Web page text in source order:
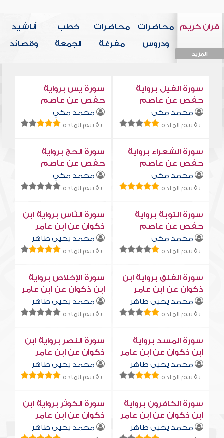
قرآن كريم
المزيد
محاضرات
ودروس
محاضرات
مفرغة
خطب
الجمعة
أناشيد
وقصائد
سورة الفيل برواية
حفص عن عاصم
محمد مكي
تقييم المادة:
سورة يس برواية
حفص عن عاصم
محمد مكي
تقييم المادة:
سورة الشعراء برواية
حفص عن عاصم
محمد مكي
تقييم المادة:
سورة الحج برواية
حفص عن عاصم
محمد مكي
تقييم المادة:
سورة التوبة برواية
حفص عن عاصم
محمد مكي
تقييم المادة:
سورة النّاس برواية ابن
ذكوان عن ابن عامر
محمد يحيى طاهر
تقييم المادة:
سورة الفلق برواية ابن
ذكوان عن ابن عامر
محمد يحيى طاهر
تقييم المادة:
سورة الإخلاص برواية
ابن ذكوان عن ابن عامر
محمد يحيى طاهر
تقييم المادة:
سورة المسد برواية
ابن ذكوان عن ابن عامر
محمد يحيى طاهر
تقييم المادة:
سورة النصر برواية ابن
ذكوان عن ابن عامر
محمد يحيى طاهر
تقييم المادة:
سورة الكافرون برواية
ابن ذكوان عن ابن عامر
محمد يحيى طاهر
سورة الكوثر برواية ابن
ذكوان عن ابن عامر
محمد يحيى طاهر